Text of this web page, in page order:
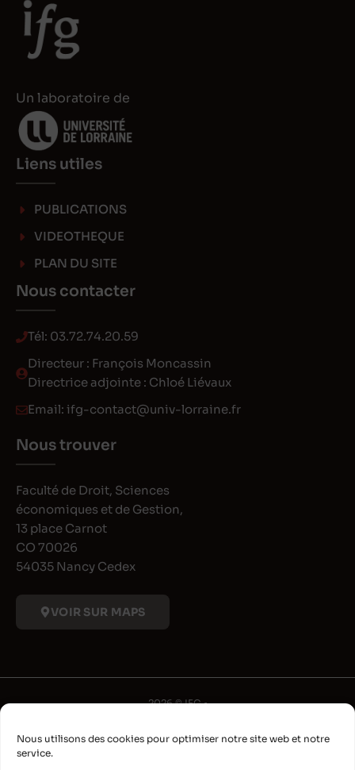
Nous utilisons des cookies pour optimiser notre site web et notre
service.
Un laboratoire de
Liens utiles
PUBLICATIONS
VIDEOTHEQUE
PLAN DU SITE
Nous contacter
Tél: 03.72.74.20.59
Directeur : François Moncassin
Directrice adjointe : Chloé Liévaux
Email: ifg-contact@univ-lorraine.fr
Nous trouver
Faculté de Droit, Sciences
économiques et de Gestion,
13 place Carnot
CO 70026
54035 Nancy Cedex
VOIR SUR MAPS
2026 © IFG •
•